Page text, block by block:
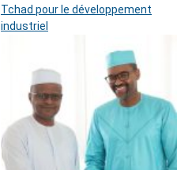
Tchad pour le développement
industriel